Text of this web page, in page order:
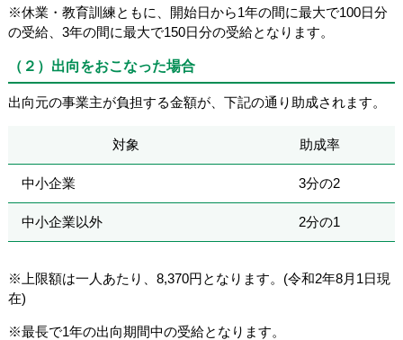
※休業・教育訓練ともに、開始日から1年の間に最大で100日分
の受給、3年の間に最大で150日分の受給となります。
（２）出向をおこなった場合
出向元の事業主が負担する金額が、下記の通り助成されます。
対象 助成率
中小企業 3分の2
中小企業以外 2分の1
※上限額は一人あたり、8,370円となります。(令和2年8月1日現
在)
※最長で1年の出向期間中の受給となります。